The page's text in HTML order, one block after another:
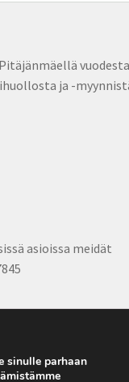
vuodesta
ja -
asioissa meidät
pidätetään. •
sinulle parhaan